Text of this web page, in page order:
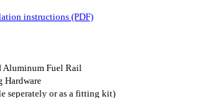
instructions (PDF)
Aluminum Fuel Rail
Hardware
seperately or as a fitting kit)